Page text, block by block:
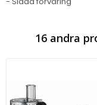
16 andra